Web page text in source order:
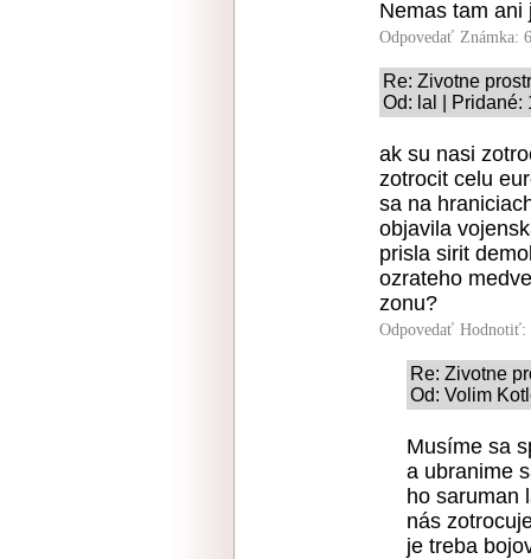
Nemas tam ani
Odpovedať Známka:
Re: Zivotne
Od: lal | Pridané:
ak su nasi
zotrocit celu
sa na
objavila
prisla sirit
ozrateho
zonu?
Odpovedať Hodnotiť:
Re: Zivotne
Od: Volim
Musíme sa
a ubranime
ho saruman
nás
je treba